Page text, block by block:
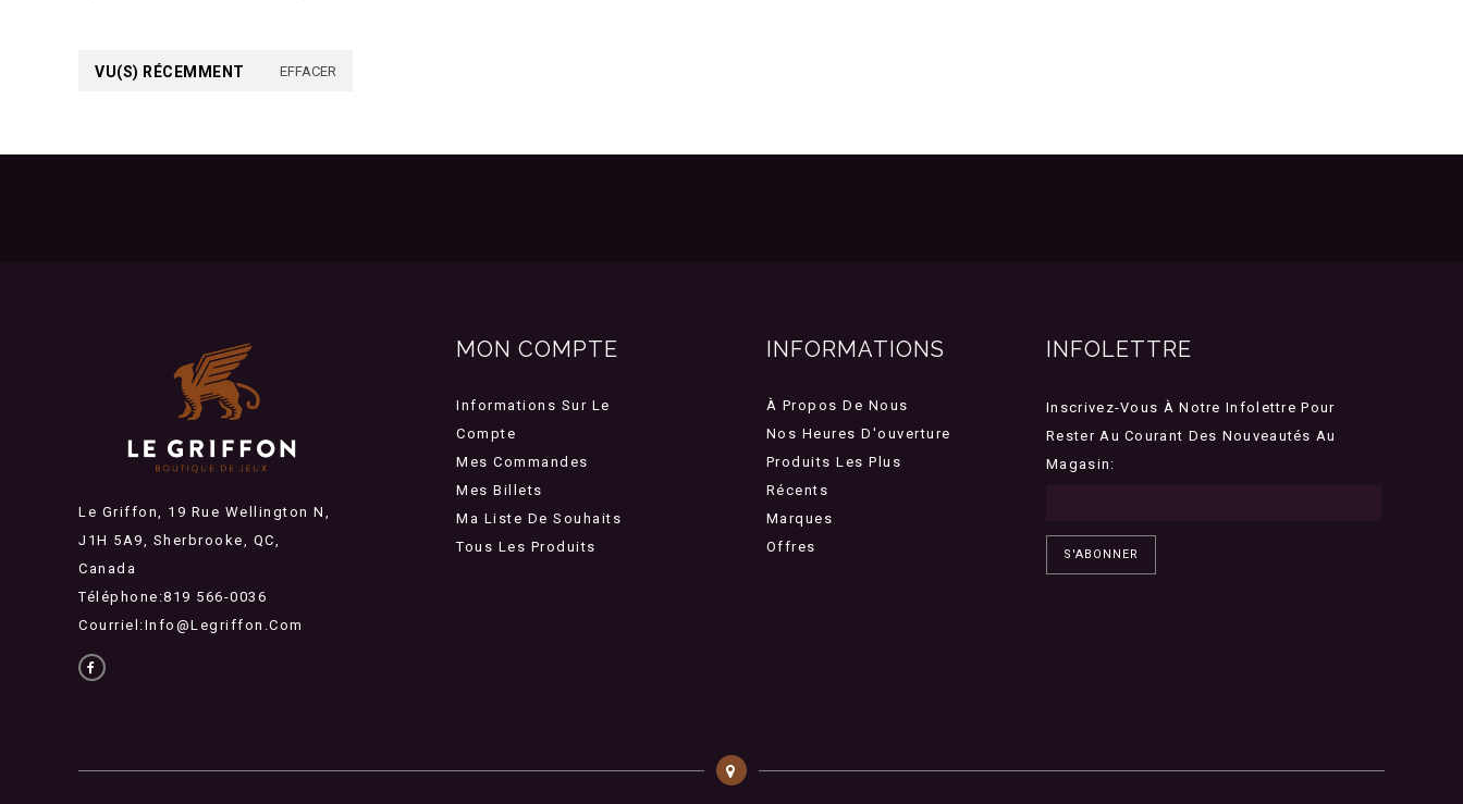
VU(S) RÉCEMMENT EFFACER
Le Griffon, 19 Rue Wellington N,
J1H 5A9, Sherbrooke, QC,
Canada
Téléphone:819 566-0036
Courriel:Info@legriffon.com
MON COMPTE
Informations Sur Le
Compte
Mes Commandes
Mes Billets
Ma Liste De Souhaits
Tous Les Produits
INFORMATIONS
À Propos De Nous
Nos Heures D'ouverture
Produits Les Plus
Récents
Marques
Offres
INFOLETTRE
Inscrivez-Vous À Notre Infolettre Pour
Rester Au Courant Des Nouveautés Au
Magasin:
S'ABONNER